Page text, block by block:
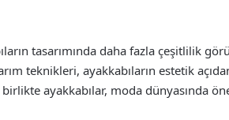
tasarımında daha fazla çeşitlilik
teknikleri, ayakkabıların estetik
ayakkabılar, moda dünyasında